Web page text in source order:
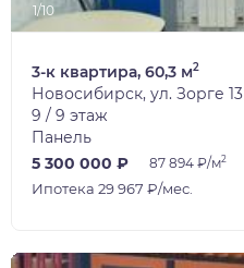
1/10
3-к квартира, 60,3 м2
Новосибирск, ул. Зорге 13
9 / 9 этаж
Панель
5 300 000 ₽
87 894 ₽/м2
Ипотека 29 967 ₽/мес.